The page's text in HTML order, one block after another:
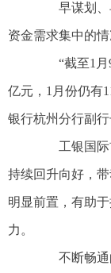
早谋划、早
资金需求集中的
“截至1月9
亿元，1月份仍有
银行杭州分行副行
工银国际首
持续回升向好，
明显前置，有助
力。
不断畅通的